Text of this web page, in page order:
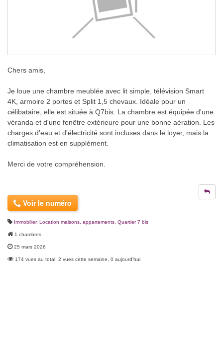
Chers amis,
Je loue une chambre meublée avec lit simple, télévision Smart
4K, armoire 2 portes et Split 1,5 chevaux. Idéale pour un
célibataire, elle est située à Q7bis. La chambre est équipée d'une
véranda et d'une fenêtre extérieure pour une bonne aération. Les
charges d'eau et d'électricité sont incluses dans le loyer, mais la
climatisation est en supplément.
Merci de votre compréhension.
Voir le numéro
Immobilier, Location maisons, appartements Quartier 7 bis
1 chambres
25 mars 2026
174 vues au total, 2 vues cette semaine, 0 aujourd'hui